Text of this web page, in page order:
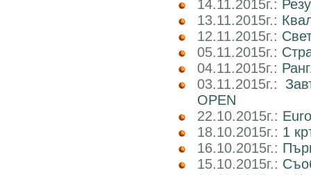
14.11.2015г.:
13.11.2015г.:
12.11.2015г.:
05.11.2015г.:
04.11.2015г.:
03.11.2015г.:
OPEN
22.10.2015г.:
18.10.2015г.: 1
16.10.2015г.:
15.10.2015г.: